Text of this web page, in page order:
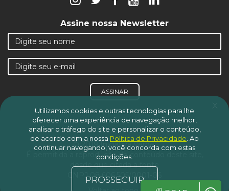
Assine nossa Newsletter
ASSINAR
© 2019 Iniciativa Verde.
É permitida a reprodução do conteúdo deste site,
desde que citada a fonte
CNPJ 08.606.505/0001-06
x
Utilizamos cookies e outras tecnologias para lhe
oferecer uma experiência de navegação melhor,
analisar o tráfego do site e personalizar o conteúdo,
de acordo com a nossa Política de Privacidade Ao
continuar navegando, você concorda com estas
condições.
PROSSEGUIR